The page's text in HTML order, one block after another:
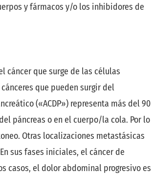
y fármacos y/o los inhibidores de
cáncer que surge de las células
que pueden surgir del
(«ACDP») representa más del 90
páncreas o en el cuerpo/la cola. Por lo
Otras localizaciones metastásicas
sus fases iniciales, el cáncer de
casos, el dolor abdominal progresivo es